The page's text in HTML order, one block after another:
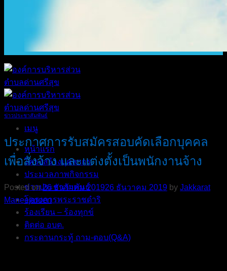
เมนู
หน้าแรก
โครงสร้างบุคลากร
ประมวลภาพกิจกรรม
ข่าวประชาสัมพันธ์
โครงการพระราชดำริ
ร้องเรียน – ร้องทุกข์
ติดต่อ อบต.
กระดานกระทู้ ถาม-ตอบ(Q&A)
ข่าวประชาสัมพันธ์
ประกาศการรับสมัครสอบคัดเลือกบุคคล
เพื่อสั่งจ้าง และแต่งตั้งเป็นพนักงานจ้าง
Posted on26 ธันวาคม 201926 ธันวาคม 2019 by Jakkarat
Maneejaroen